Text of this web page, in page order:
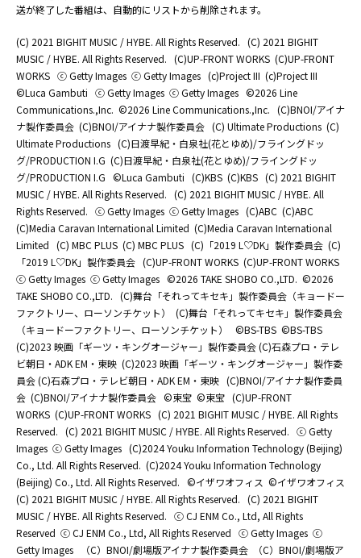
送が終了した番組は、自動的にリストから削除されます。
(C) 2021 BIGHIT MUSIC / HYBE. All Rights Reserved. (C) 2021 BIGHIT
MUSIC / HYBE. All Rights Reserved. (C)UP-FRONT WORKS (C)UP-FRONT
WORKS ⓒ Getty Images ⓒ Getty Images (c)Project III (c)Project III
©Luca Gambuti ⓒ Getty Images ⓒ Getty Images ©2026 Line
Communications.,Inc. ©2026 Line Communications.,Inc. (C)BNOI/アイナ
ナ製作委員会 (C)BNOI/アイナナ製作委員会 (C) Ultimate Productions (C)
Ultimate Productions (C)日渡早紀・白泉社(花とゆめ)/フライングドッ
グ/PRODUCTION I.G (C)日渡早紀・白泉社(花とゆめ)/フライングドッ
グ/PRODUCTION I.G ©Luca Gambuti (C)KBS (C)KBS (C) 2021 BIGHIT
MUSIC / HYBE. All Rights Reserved. (C) 2021 BIGHIT MUSIC / HYBE. All
Rights Reserved. ⓒ Getty Images ⓒ Getty Images (C)ABC (C)ABC
(C)Media Caravan International Limited (C)Media Caravan International
Limited (C) MBC PLUS (C) MBC PLUS (C)「2019 L♡DK」製作委員会 (C)
「2019 L♡DK」製作委員会 (C)UP-FRONT WORKS (C)UP-FRONT WORKS
ⓒ Getty Images ⓒ Getty Images ©2026 TAKE SHOBO CO.,LTD. ©2026
TAKE SHOBO CO.,LTD. (C)舞台「それってキセキ」製作委員会（キョードー
ファクトリー、ローソンチケット）
(C)舞台「それってキセキ」製作委員会
（キョードーファクトリー、ローソンチケット）
©BS-TBS ©BS-TBS
(C)2023 映画「ギーツ・キングオージャー」製作委員会 (C)石森プロ・テレ
ビ朝日・ADK EM・東映 (C)2023 映画「ギーツ・キングオージャー」製作委
員会 (C)石森プロ・テレビ朝日・ADK EM・東映 (C)BNOI/アイナナ製作委員
会 (C)BNOI/アイナナ製作委員会 ©東宝 ©東宝 (C)UP-FRONT
WORKS (C)UP-FRONT WORKS (C) 2021 BIGHIT MUSIC / HYBE. All Rights
Reserved. (C) 2021 BIGHIT MUSIC / HYBE. All Rights Reserved. ⓒ Getty
Images ⓒ Getty Images (C)2024 Youku Information Technology (Beijing)
Co., Ltd. All Rights Reserved. (C)2024 Youku Information Technology
(Beijing) Co., Ltd. All Rights Reserved. ©イザワオフィス ©イザワオフィス
(C) 2021 BIGHIT MUSIC / HYBE. All Rights Reserved. (C) 2021 BIGHIT
MUSIC / HYBE. All Rights Reserved. ⓒ CJ ENM Co., Ltd, All Rights
Reserved ⓒ CJ ENM Co., Ltd, All Rights Reserved ⓒ Getty Images ⓒ
Getty Images
（C）BNOI/劇場版アイナナ製作委員会
（C）BNOI/劇場版ア